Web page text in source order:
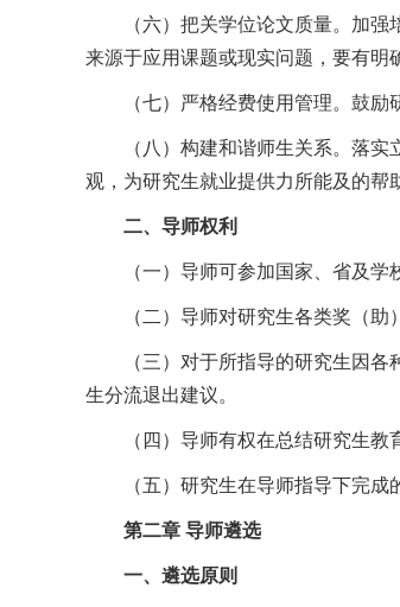
（六）把关学位论文质量。加
来源于应用课题或现实问题，要有明
（七）严格经费使用管理。鼓
（八）构建和谐师生关系。落
观，为研究生就业提供力所能及的帮
二、导师权利
（一）导师可参加国家、省及
（二）导师对研究生各类奖（
（三）对于所指导的研究生因
生分流退出建议。
（四）导师有权在总结研究生
（五）研究生在导师指导下完
第二章 导师遴选
一、遴选原则